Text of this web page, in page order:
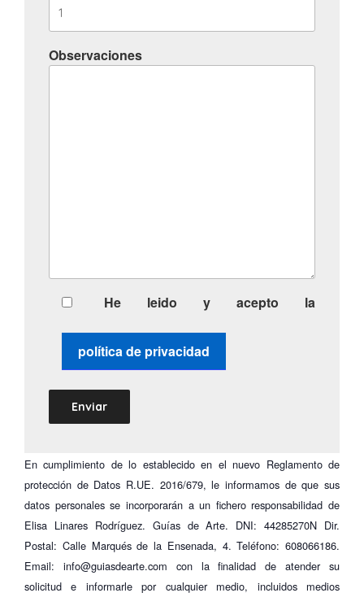
Observaciones
He leido y acepto la
política de privacidad
En cumplimiento de lo establecido en el nuevo Reglamento de
protección de Datos R.UE. 2016/679, le informamos de que sus
datos personales se incorporarán a un fichero responsabilidad de
Elisa Linares Rodríguez. Guías de Arte. DNI: 44285270N Dir.
Postal: Calle Marqués de la Ensenada, 4. Teléfono: 608066186.
Email: info@guiasdearte.com con la finalidad de atender su
solicitud e informarle por cualquier medio, incluidos medios